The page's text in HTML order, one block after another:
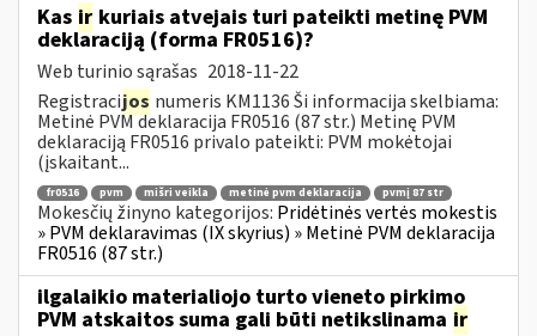
Kas ir kuriais atvejais turi pateikti metinę PVM
deklaraciją (forma FR0516)?
Web turinio sąrašas 2018-11-22
Registracijos numeris KM1136 Ši informacija skelbiama:
Metinė PVM deklaracija FR0516 (87 str.) Metinę PVM
deklaraciją FR0516 privalo pateikti: PVM mokėtojai
(įskaitant...
fr0516 pvm mišri veikla metinė pvm deklaracija pvmį 87 str
Mokesčių žinyno kategorijos: Pridėtinės vertės mokestis
» PVM deklaravimas (IX skyrius) » Metinė PVM deklaracija
FR0516 (87 str.)
ilgalaikio materialiojo turto vieneto pirkimo
PVM atskaitos suma gali būti netikslinama ir